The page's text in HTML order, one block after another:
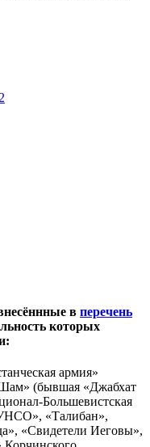
в перечень
которых
армия»
(бывшая «Джабхат
Большевистская
«Талибан»,
«Свидетели Иеговы»,